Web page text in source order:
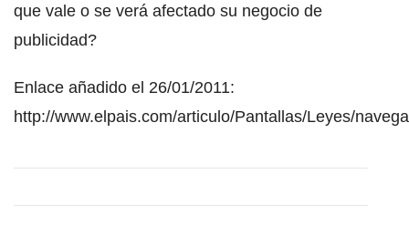
que vale o se verá afectado su negocio de
publicidad?
Enlace añadido el 26/01/2011:
http://www.elpais.com/articulo/Pantallas/Leyes/